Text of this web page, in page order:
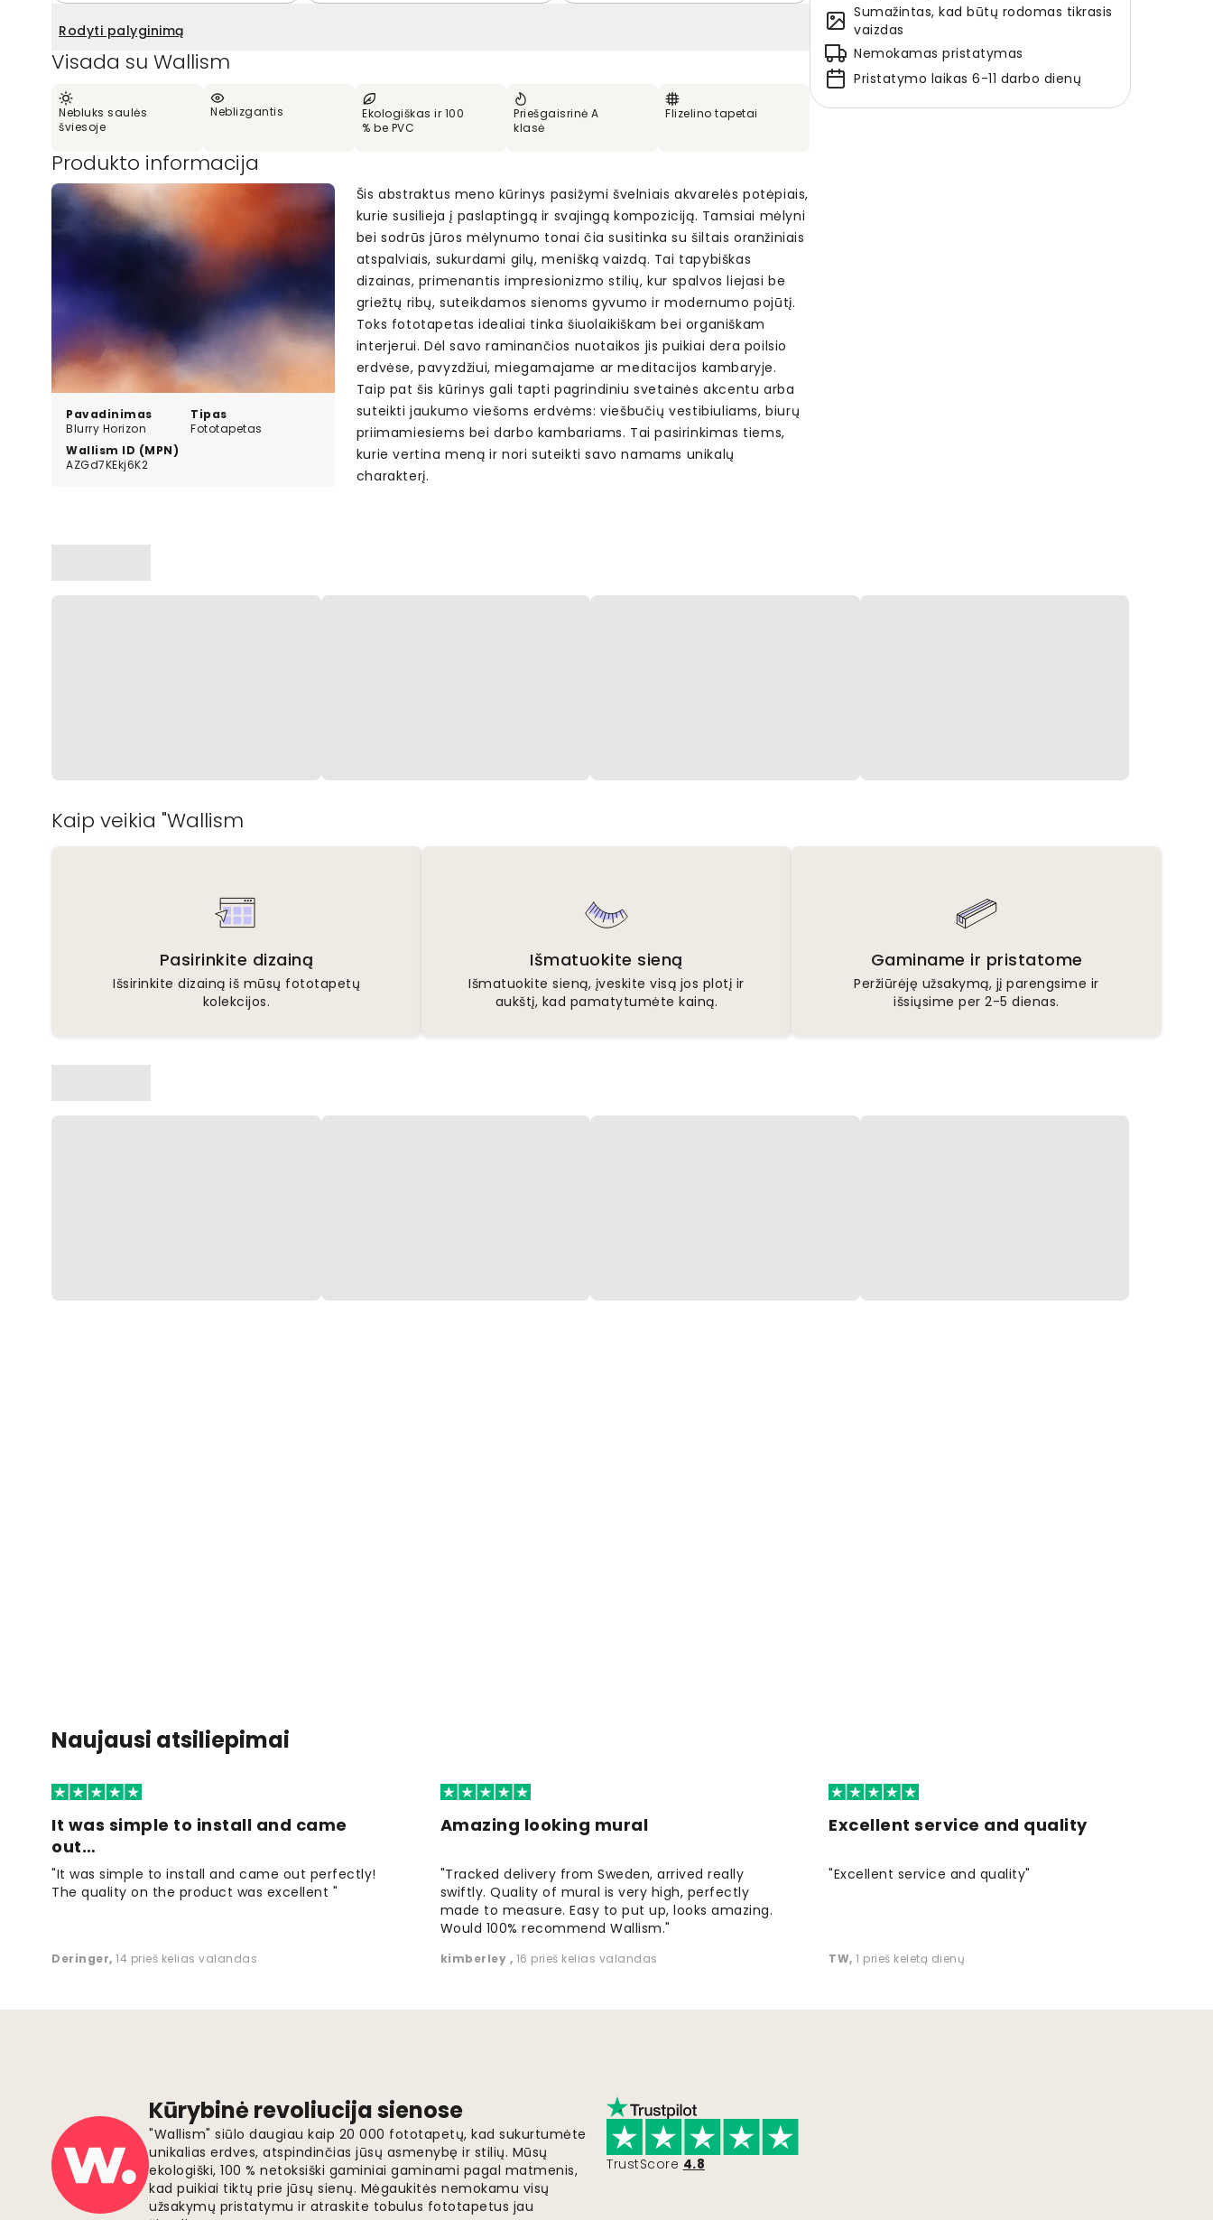
Rodyti palyginimą
Visada su Wallism
Nebluks saulės
šviesoje
Neblizgantis
Ekologiškas ir 100
% be PVC
Priešgaisrinė A
klasė
Flizelino tapetai
Produkto informacija
Pavadinimas
Blurry Horizon
Tipas
Fototapetas
Wallism ID (MPN)
AZGd7KEkj6K2
Šis abstraktus meno kūrinys pasižymi švelniais akvarelės potėpiais,
kurie susilieja į paslaptingą ir svajingą kompoziciją. Tamsiai mėlyni
bei sodrūs jūros mėlynumo tonai čia susitinka su šiltais oranžiniais
atspalviais, sukurdami gilų, menišką vaizdą. Tai tapybiškas
dizainas, primenantis impresionizmo stilių, kur spalvos liejasi be
griežtų ribų, suteikdamos sienoms gyvumo ir modernumo pojūtį.
Toks fototapetas idealiai tinka šiuolaikiškam bei organiškam
interjerui. Dėl savo raminančios nuotaikos jis puikiai dera poilsio
erdvėse, pavyzdžiui, miegamajame ar meditacijos kambaryje.
Taip pat šis kūrinys gali tapti pagrindiniu svetainės akcentu arba
suteikti jaukumo viešoms erdvėms: viešbučių vestibiuliams, biurų
priimamiesiems bei darbo kambariams. Tai pasirinkimas tiems,
kurie vertina meną ir nori suteikti savo namams unikalų
charakterį.
Sumažintas, kad būtų rodomas tikrasis
vaizdas
Nemokamas pristatymas
Pristatymo laikas 6-11 darbo dienų
Kaip veikia "Wallism
Pasirinkite dizainą
Išsirinkite dizainą iš mūsų fototapetų
kolekcijos.
Išmatuokite sieną
Išmatuokite sieną, įveskite visą jos plotį ir
aukštį, kad pamatytumėte kainą.
Gaminame ir pristatome
Peržiūrėję užsakymą, jį parengsime ir
išsiųsime per 2-5 dienas.
Naujausi atsiliepimai
It was simple to install and came
out…
"It was simple to install and came out perfectly!
The quality on the product was excellent "
Deringer, 14 prieš kelias valandas
Amazing looking mural
"Tracked delivery from Sweden, arrived really
swiftly. Quality of mural is very high, perfectly
made to measure. Easy to put up, looks amazing.
Would 100% recommend Wallism."
kimberley , 16 prieš kelias valandas
Excellent service and quality
"Excellent service and quality"
TW, 1 prieš keletą dienų
Kūrybinė revoliucija sienose
"Wallism" siūlo daugiau kaip 20 000 fototapetų, kad sukurtumėte
unikalias erdves, atspindinčias jūsų asmenybę ir stilių. Mūsų
ekologiški, 100 % netoksiški gaminiai gaminami pagal matmenis,
kad puikiai tiktų prie jūsų sienų. Mėgaukitės nemokamu visų
užsakymų pristatymu ir atraskite tobulus fototapetus jau
TrustScore 4.8